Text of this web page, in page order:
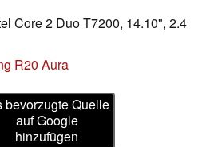
Core 2 Duo T7200, 14.10", 2.4
R20 Aura
bevorzugte Quelle
auf Google
hinzufügen